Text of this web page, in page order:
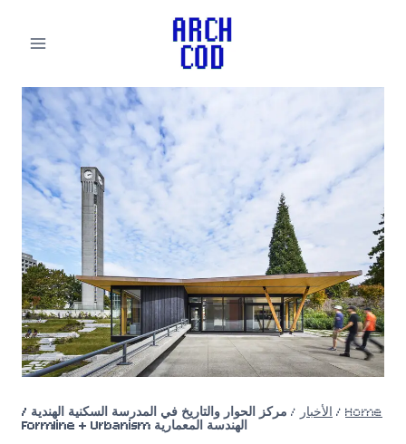
Home
/ الأخبار / مركز الحوار والتاريخ في المدرسة السكنية الهندية /
الهندسة المعمارية Formline + Urbanism